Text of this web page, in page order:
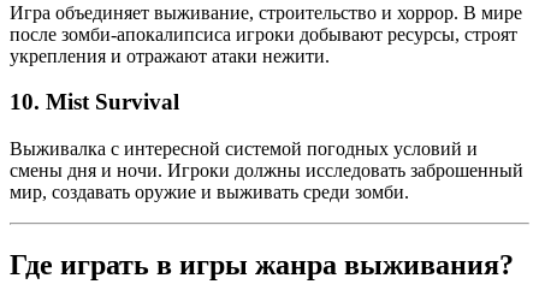
Игра объединяет выживание, строительство и хоррор. В мире
после зомби-апокалипсиса игроки добывают ресурсы, строят
укрепления и отражают атаки нежити.
10. Mist Survival
Выживалка с интересной системой погодных условий и
смены дня и ночи. Игроки должны исследовать заброшенный
мир, создавать оружие и выживать среди зомби.
Где играть в игры жанра выживания?